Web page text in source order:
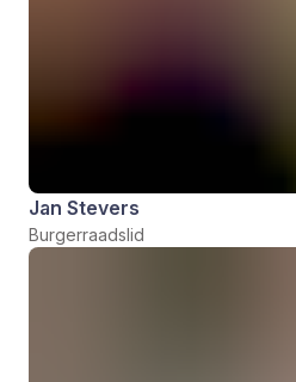
Jan Stevers
Burgerraadslid